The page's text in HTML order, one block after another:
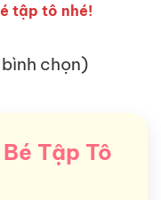
tập tô nhé!
chọn)
Tập Tô